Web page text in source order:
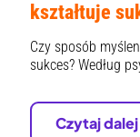
kształtuje
Czy sposób
sukces? Według
Czytaj dalej